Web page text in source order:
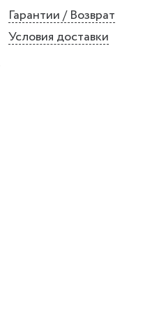
Гарантии / Возврат
Условия доставки